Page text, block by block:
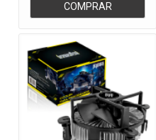
COMPRAR